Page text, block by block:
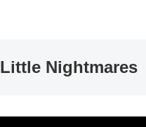
Little Nightmares